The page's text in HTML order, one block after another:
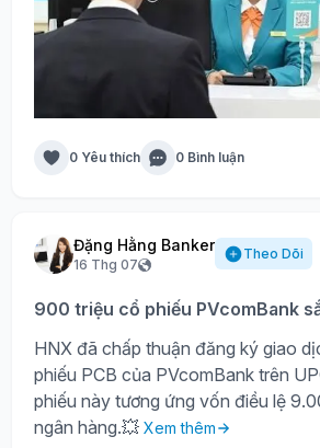
0 Yêu thích 0 Bình luận
Đặng Hằng Banker
16 Thg 07
Theo Dõi
900 triệu cổ phiếu PVcomBank
HNX đã chấp thuận đăng ký giao
phiếu PCB của PVcomBank trên
phiếu này tương ứng vốn điều lệ
ngân hàng.💥 Xem thêm